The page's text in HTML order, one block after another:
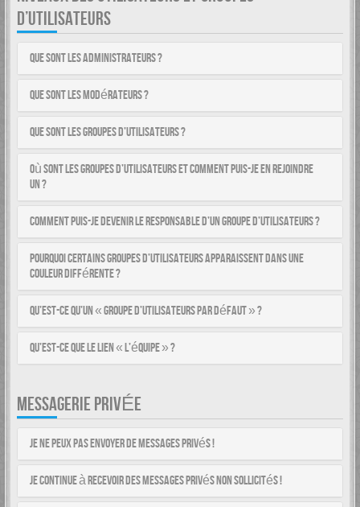
D’UTILISATEURS
Que sont les administrateurs ?
Que sont les modérateurs ?
Que sont les groupes d’utilisateurs ?
Où sont les groupes d’utilisateurs et comment puis-je en rejoindre
un ?
Comment puis-je devenir le responsable d’un groupe d’utilisateurs ?
Pourquoi certains groupes d’utilisateurs apparaissent dans une
couleur différente ?
Qu’est-ce qu’un « groupe d’utilisateurs par défaut » ?
Qu’est-ce que le lien « L’équipe » ?
MESSAGERIE PRIVÉE
Je ne peux pas envoyer de messages privés !
Je continue à recevoir des messages privés non sollicités !